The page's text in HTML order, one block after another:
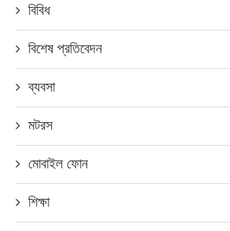
বিবিধ
বিশেষ প্রতিবেদন
ব্যবসা
মটরস
মোবাইল ফোন
শিক্ষা